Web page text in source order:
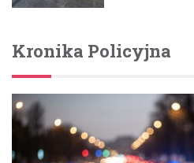
Kronika Policyjna